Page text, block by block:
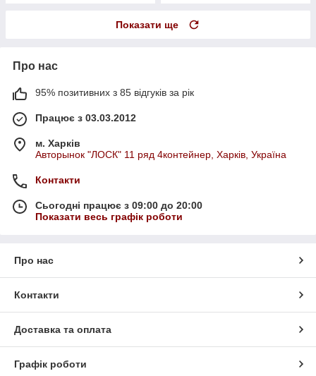
Показати ще
Про нас
95% позитивних з 85 відгуків за рік
Працює з 03.03.2012
м. Харків
Авторынок "ЛОСК" 11 ряд 4контейнер, Харків, Україна
Контакти
Сьогодні працює з 09:00 до 20:00
Показати весь графік роботи
Про нас
Контакти
Доставка та оплата
Графік роботи